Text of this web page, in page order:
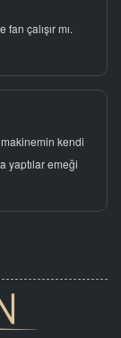
çalışır mı.
kendi
yaptılar emeği